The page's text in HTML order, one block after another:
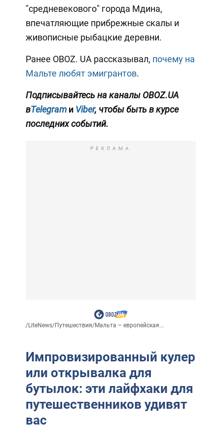
"средневекового" города Мдина,
впечатляющие прибрежные скалы и
живописные рыбацкие деревни.
Ранее OBOZ. UA рассказывал, почему на
Мальте любят эмигрантов.
Подписывайтесь на каналы OBOZ.UA
вTelegramи Viber, чтобы быть в курсе
последних событий.
РЕКЛАМА
/LiteNews/Путешествия/Мальта – европейская...
Импровизированный кулер
или открывалка для
бутылок: эти лайфхаки для
путешественников удивят
вас